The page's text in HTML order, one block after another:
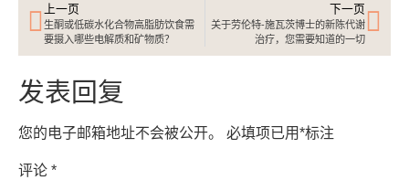
上一页
生酮或低碳水化合物高脂肪饮食需
要摄入哪些电解质和矿物质？
下一页
关于劳伦特-施瓦茨博士的新陈代谢
治疗，您需要知道的一切
发表回复
您的电子邮箱地址不会被公开。 必填项已用*标注
评论 *